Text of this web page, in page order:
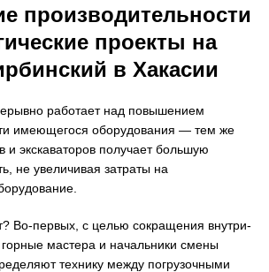
производительности
проекты на
в Хакасии
работает над повышением
имеющегося оборудования — тем же
и экскаваторов получает большую
не увеличивая затраты на
Во-первых, с целью сокращения внутри-
мастера и начальники смены
технику между погрузочными